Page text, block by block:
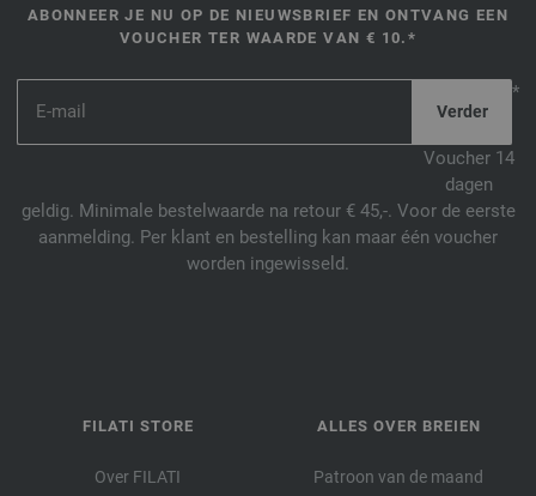
ABONNEER JE NU OP DE NIEUWSBRIEF EN ONTVANG EEN
VOUCHER TER WAARDE VAN € 10.*
*
Voucher 14
dagen
geldig. Minimale bestelwaarde na retour € 45,-. Voor de eerste
aanmelding. Per klant en bestelling kan maar één voucher
worden ingewisseld.
FILATI STORE
Over FILATI
ALLES OVER BREIEN
Patroon van de maand